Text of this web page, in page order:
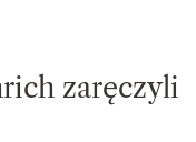
zaręczyli